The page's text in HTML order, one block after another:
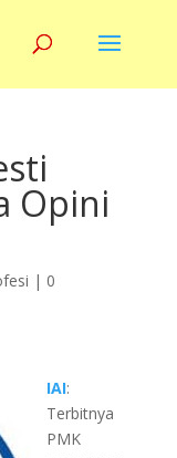
Opini
| 0
IAI:
Terbitnya
PMK